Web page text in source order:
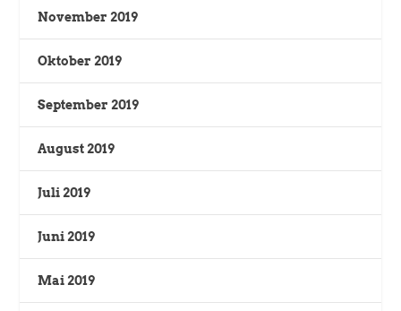
November 2019
Oktober 2019
September 2019
August 2019
Juli 2019
Juni 2019
Mai 2019